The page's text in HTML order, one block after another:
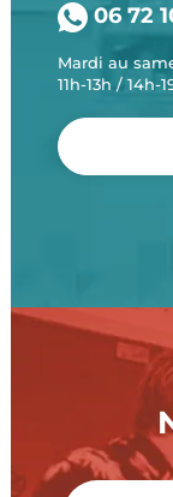
06 72
Mardi au
11h-13h / 14h-